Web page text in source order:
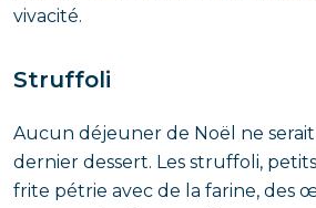
vivacité.
Struffoli
Aucun déjeuner de Noël ne
dernier dessert. Les struffoli,
frite pétrie avec de la farine, des